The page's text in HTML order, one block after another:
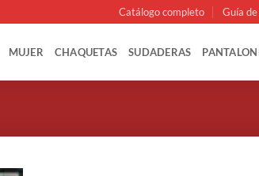
Catálogo completo Guía de
MUJER CHAQUETAS SUDADERAS